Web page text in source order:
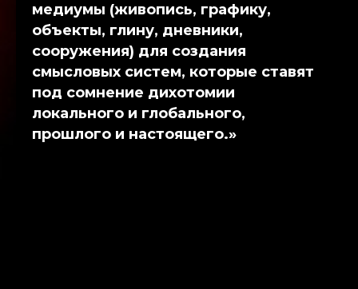
медиумы (живопись, графику,
объекты, глину, дневники,
сооружения) для создания
смысловых систем, которые ставят
под сомнение дихотомии
локального и глобального,
прошлого и настоящего.»